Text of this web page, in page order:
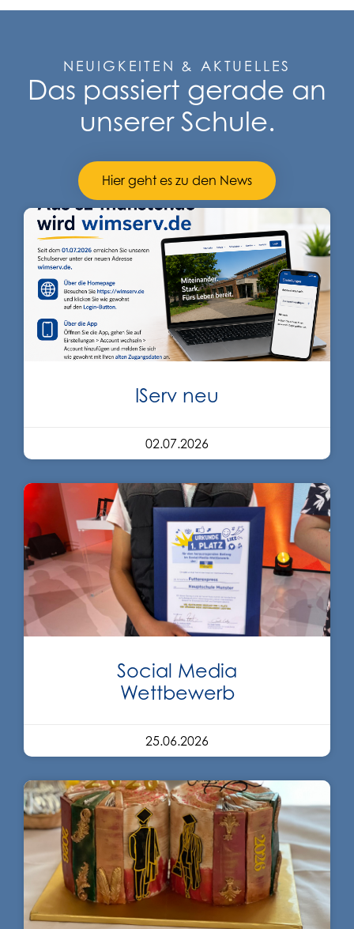
NEUIGKEITEN & AKTUELLES
Das passiert gerade an
unserer Schule.
Hier geht es zu den News
IServ neu
02.07.2026
Social Media
Wettbewerb
25.06.2026